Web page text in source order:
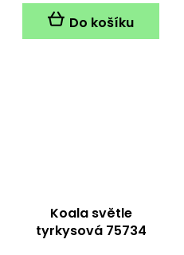
Do košíku
Koala světle
tyrkysová 75734